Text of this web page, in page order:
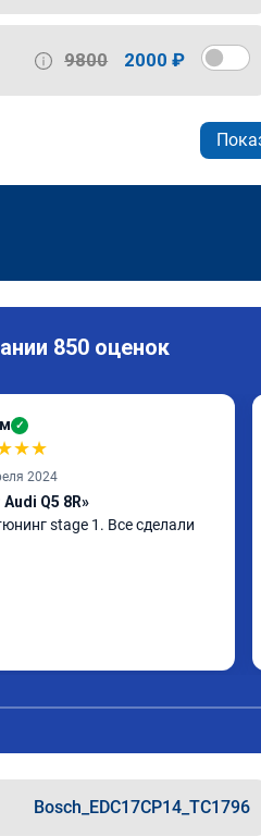
9800 2000 ₽
850 оценок
✓
★★
2024
Q5 8R»
stage 1. Все сделали
Bosch_EDC17CP14_TC1796